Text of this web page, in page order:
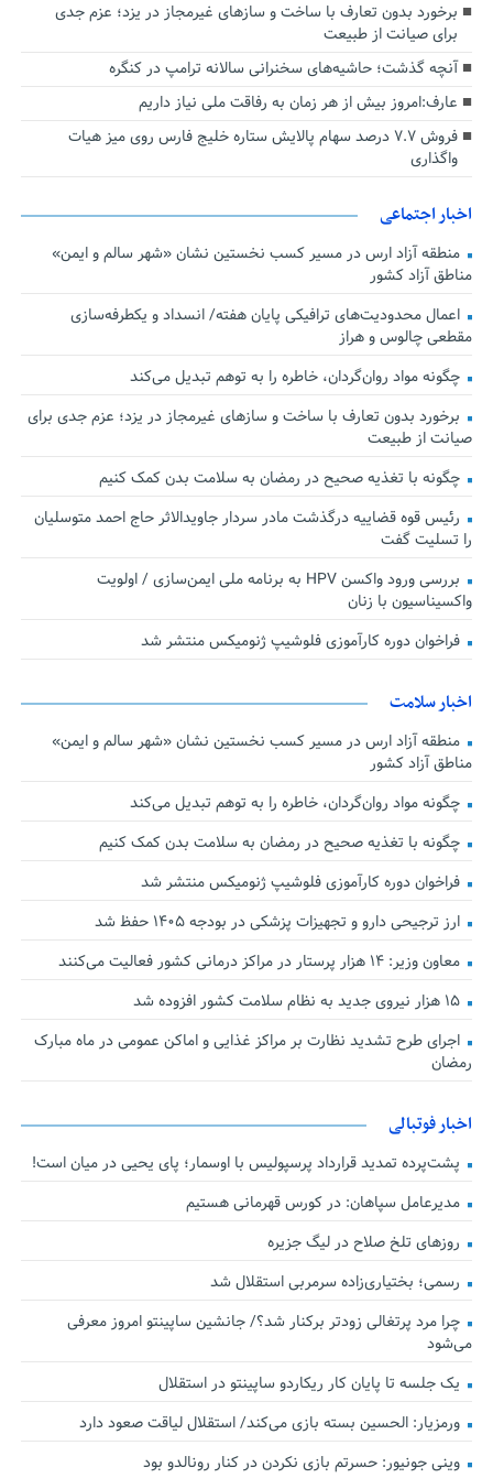
برخورد بدون تعارف با ساخت‌ و سازهای غیرمجاز در یزد؛ عزم جدی
برای صیانت از طبیعت
آنچه گذشت؛ حاشیه‌های سخنرانی سالانه ترامپ در کنگره
عارف:امروز بیش از هر زمان به رفاقت ملی نیاز داریم
فروش ۷.۷ درصد سهام پالایش ستاره خلیج فارس روی میز هیات
واگذاری
اخبار اجتماعی
منطقه آزاد ارس در مسیر کسب نخستین نشان «شهر سالم و ایمن»
مناطق آزاد کشور
اعمال محدودیت‌های ترافیکی پایان هفته/ انسداد و یکطرفه‌سازی
مقطعی چالوس و هراز
چگونه مواد روان‌گردان، خاطره را به توهم تبدیل می‌کند
برخورد بدون تعارف با ساخت‌ و سازهای غیرمجاز در یزد؛ عزم جدی برای
صیانت از طبیعت
چگونه با تغذیه صحیح در رمضان به سلامت بدن کمک کنیم
رئیس قوه قضاییه درگذشت مادر سردار جاویدالاثر حاج احمد متوسلیان
را تسلیت گفت
بررسی ورود واکسن HPV به برنامه ملی ایمن‌سازی / اولویت
واکسیناسیون با زنان
فراخوان دوره کارآموزی فلوشیپ ژنومیکس منتشر شد
اخبار سلامت
منطقه آزاد ارس در مسیر کسب نخستین نشان «شهر سالم و ایمن»
مناطق آزاد کشور
چگونه مواد روان‌گردان، خاطره را به توهم تبدیل می‌کند
چگونه با تغذیه صحیح در رمضان به سلامت بدن کمک کنیم
فراخوان دوره کارآموزی فلوشیپ ژنومیکس منتشر شد
ارز ترجیحی دارو و تجهیزات پزشکی در بودجه ۱۴۰۵ حفظ شد
معاون وزیر: ۱۴ هزار پرستار در مراکز درمانی کشور فعالیت می‌کنند
۱۵ هزار نیروی جدید به نظام سلامت کشور افزوده شد
اجرای طرح تشدید نظارت بر مراکز غذایی و اماکن عمومی در ماه مبارک
رمضان
اخبار فوتبالی
پشت‌پرده تمدید قرارداد پرسپولیس با اوسمار؛ پای یحیی در میان است!
مدیرعامل سپاهان: در کورس قهرمانی هستیم
روزهای تلخ صلاح در لیگ جزیره
رسمی؛ بختیاری‌زاده سرمربی استقلال شد
چرا مرد پرتغالی زودتر برکنار شد؟/ جانشین ساپینتو امروز معرفی
می‌شود
یک جلسه تا پایان کار ریکاردو ساپینتو در استقلال
ورمزیار: الحسین بسته بازی می‌کند/ استقلال لیاقت صعود دارد
وینی جونیور: حسرتم بازی نکردن در کنار رونالدو بود